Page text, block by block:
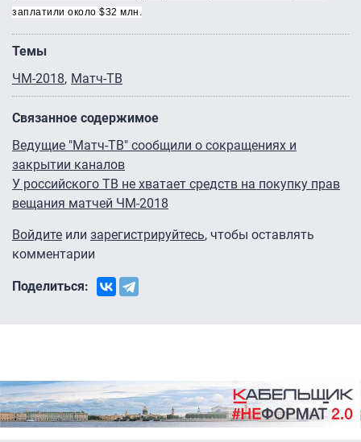
заплатили около $32 млн.
Темы
ЧМ-2018 Матч-ТВ
Связанное содержимое
Ведущие "Матч-ТВ" сообщили о сокращениях и
закрытии каналов
У российского ТВ не хватает средств на покупку прав
вещания матчей ЧМ-2018
Войдите или зарегистрируйтесь, чтобы оставлять
комментарии
Поделиться: